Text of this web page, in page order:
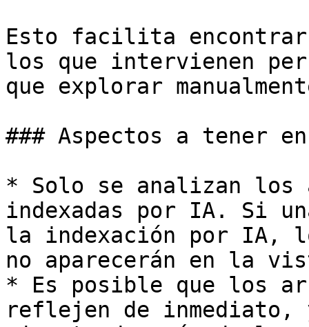
Esto facilita encontrar
los que intervienen
que explorar
### Aspectos a tener
* Solo se analizan los
indexadas por IA. Si
la indexación por IA,
no aparecerán en la
* Es posible que los
reflejen de inmediato,